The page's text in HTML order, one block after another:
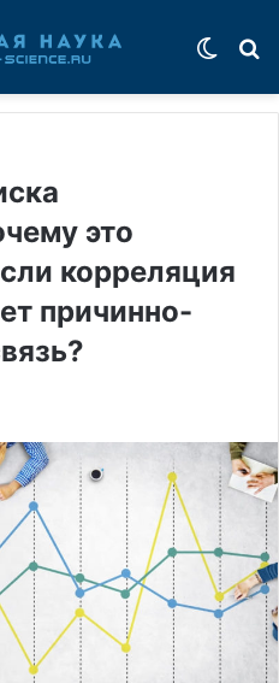
это
корреляция
причинно-